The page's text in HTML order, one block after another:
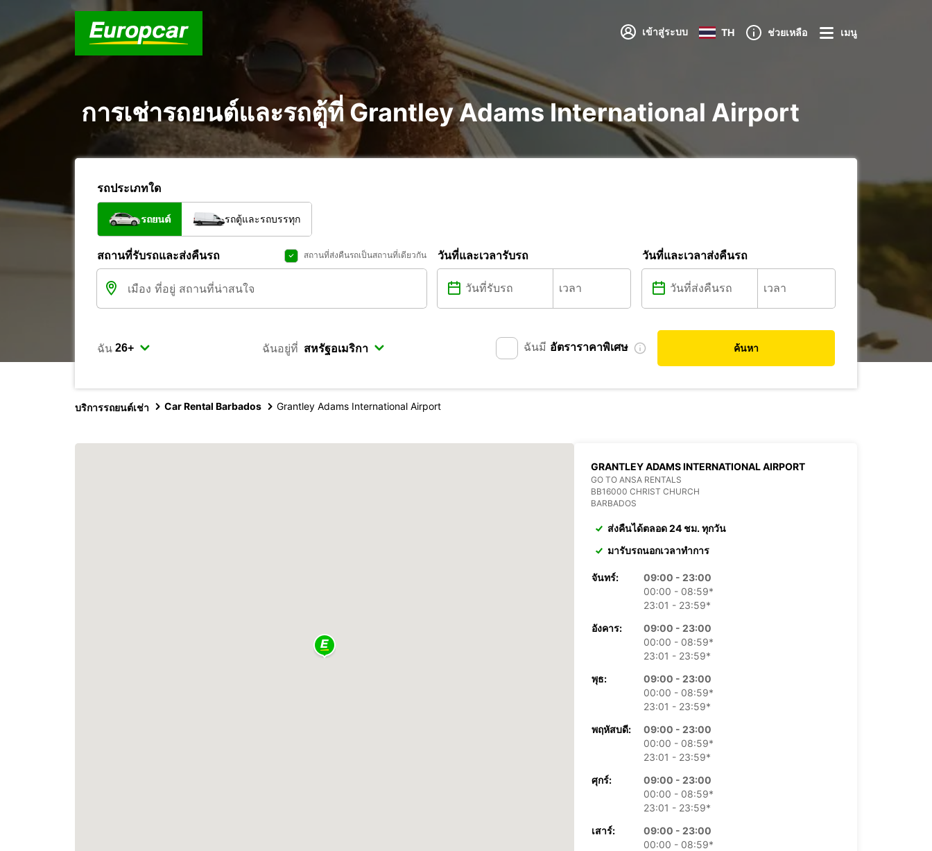
เข้าสู่ระบบ TH ช่วยเหลือ เมนู
การเช่ารถยนต์และรถตู้ที่ Grantley Adams International Airport
รถประเภทใด
รถยนต์ รถตู้และรถบรรทุก
สถานที่รับรถและส่งคืนรถ สถานที่ส่งคืนรถเป็นสถานที่เดียวกัน วันที่และเวลารับรถ วันที่และเวลาส่งคืนรถ
ฉัน ฉันอยู่ที่ ฉันมี อัตราราคาพิเศษ ค้นหา
บริการรถยนต์เช่า Car Rental Barbados Grantley Adams International Airport
GRANTLEY ADAMS INTERNATIONAL AIRPORT
GO TO ANSA RENTALS
BB16000 CHRIST CHURCH
BARBADOS
ส่งคืนได้ตลอด 24 ชม. ทุกวัน
มารับรถนอกเวลาทำการ
จันทร์:
09:00 - 23:00
00:00 - 08:59*
23:01 - 23:59*
อังคาร:
09:00 - 23:00
00:00 - 08:59*
23:01 - 23:59*
พุธ:
09:00 - 23:00
00:00 - 08:59*
23:01 - 23:59*
พฤหัสบดี:
09:00 - 23:00
00:00 - 08:59*
23:01 - 23:59*
ศุกร์:
09:00 - 23:00
00:00 - 08:59*
23:01 - 23:59*
เสาร์:
09:00 - 23:00
00:00 - 08:59*